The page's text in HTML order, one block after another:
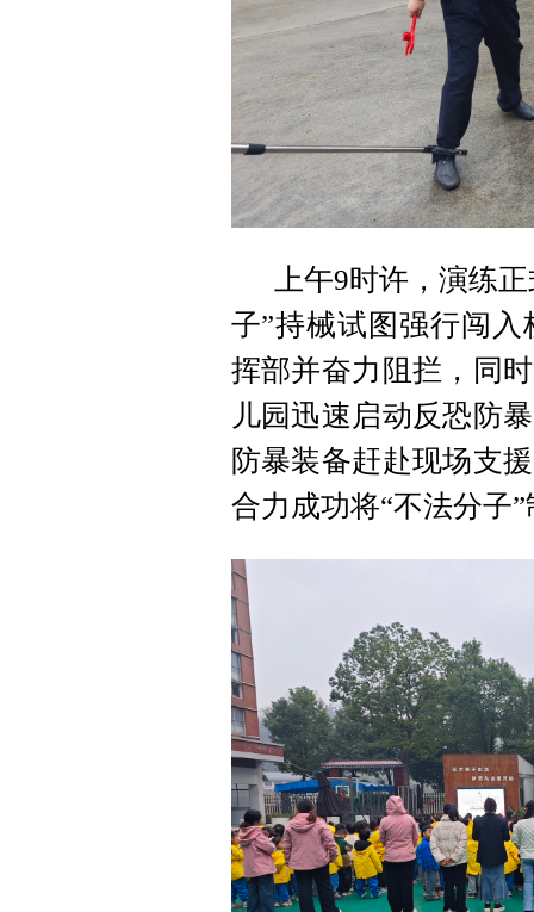
上午9时许，演练
子”持械试图强行闯
挥部并奋力阻拦，同
儿园迅速启动反恐防
防暴装备赶赴现场支
合力成功将“不法分子